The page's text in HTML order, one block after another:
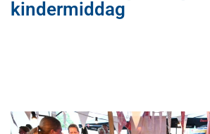
kindermiddag